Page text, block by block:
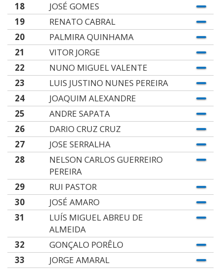
18
JOSÉ GOMES
19
RENATO CABRAL
20
PALMIRA QUINHAMA
21
VITOR JORGE
22
NUNO MIGUEL VALENTE
23
LUIS JUSTINO NUNES PEREIRA
24
JOAQUIM ALEXANDRE
25
ANDRE SAPATA
26
DARIO CRUZ CRUZ
27
JOSE SERRALHA
28
NELSON CARLOS GUERREIRO
PEREIRA
29
RUI PASTOR
30
JOSÉ AMARO
31
LUÍS MIGUEL ABREU DE
ALMEIDA
32
GONÇALO PORÊLO
33
JORGE AMARAL